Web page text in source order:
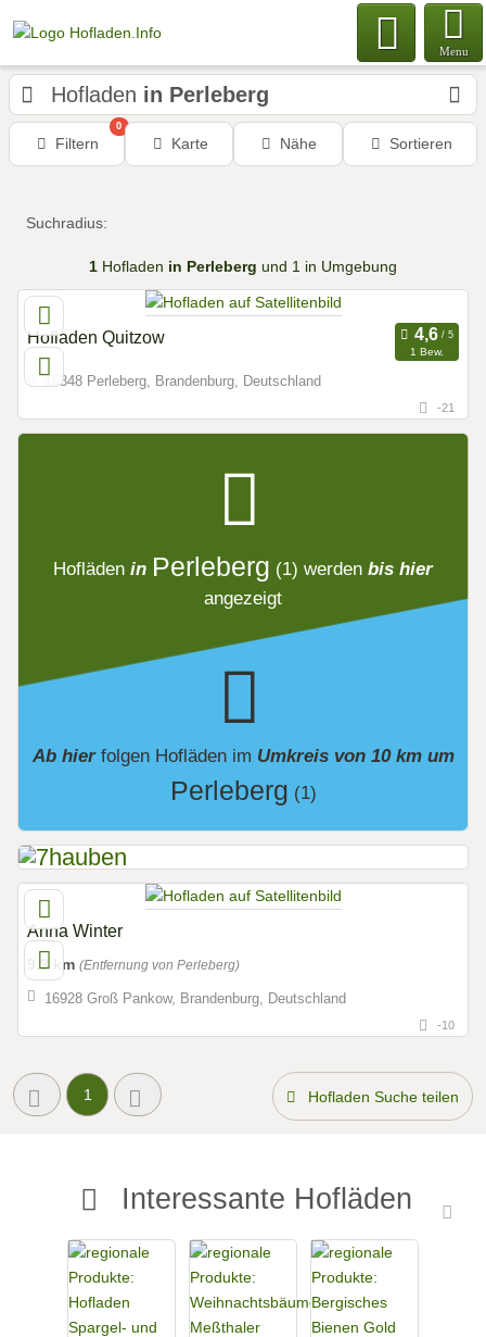
Menu
Hofladen in Perleberg
Filtern
0
Karte Nähe Sortieren
Suchradius:
1 Hofladen in Perleberg und 1 in Umgebung
Hofladen Quitzow
1 Bew.
19348 Perleberg, Brandenburg, Deutschland
-21
Hofläden in Perleberg (1) werden bis hier
angezeigt
Ab hier folgen Hoflädenim Umkreis von 10 km um
Perleberg (1)
Anna Winter
9,3 km (Entfernung von Perleberg)
16928 Groß Pankow, Brandenburg, Deutschland
-10
1 Hofladen Suche teilen
Interessante Hofläden